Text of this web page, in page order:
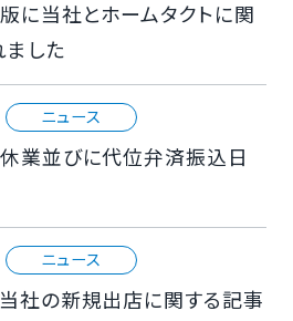
に当社とホームタクトに関
した
ニュース
業並びに代位弁済振込日
ニュース
社の新規出店に関する記事